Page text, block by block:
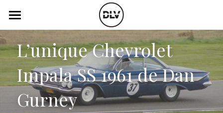
Actualité Auto
Électrique
Histoire de chars
Vidéo
Podcast
Radio FM
L’unique Chevrolet
Impala SS 1961 de Dan
Gurney
LES CATÉGORIES DE LA BOUTIQUE
Toutes les catégories